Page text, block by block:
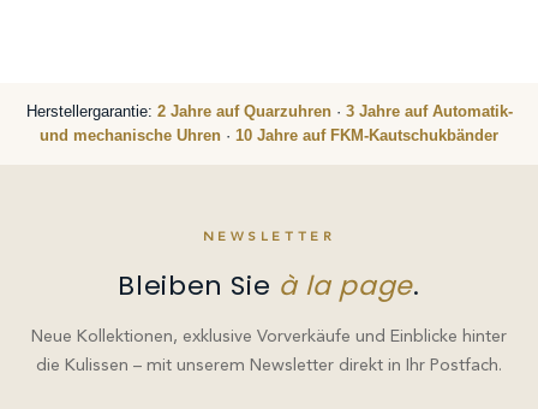
Herstellergarantie: 2 Jahre auf Quarzuhren· 3 Jahre auf Automatik-
und mechanische Uhren · 10 Jahre auf FKM-Kautschukbänder
NEWSLETTER
Bleiben Sie à la page.
Neue Kollektionen, exklusive Vorverkäufe und Einblicke hinter
die Kulissen – mit unserem Newsletter direkt in Ihr Postfach.